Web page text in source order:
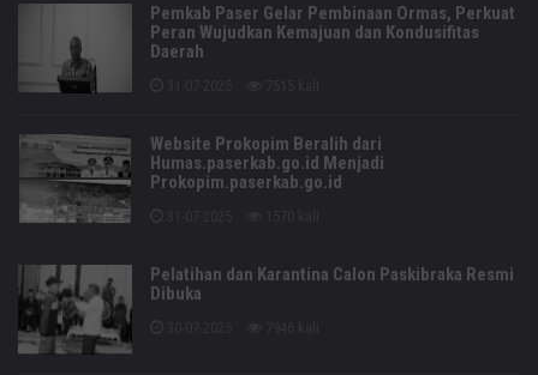
Pemkab Paser Gelar Pembinaan Ormas, Perkuat
Peran Wujudkan Kemajuan dan Kondusifitas
Daerah
Website Prokopim Beralih dari
Humas.paserkab.go.id Menjadi
Prokopim.paserkab.go.id
Pelatihan dan Karantina Calon Paskibraka Resmi
Dibuka